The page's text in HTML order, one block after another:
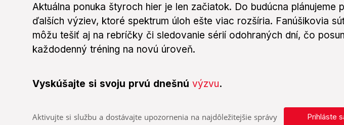
Aktuálna ponuka štyroch hier je len začiatok. Do budúcna plánujeme
ďalších výziev, ktoré spektrum úloh ešte viac rozšíria. Fanúšikovia
môžu tešiť aj na rebríčky či sledovanie sérií odohraných dní, čo
každodenný tréning na novú úroveň.
Vyskúšajte si svoju prvú dnešnú výzvu.
Aktivujte si službu a dostávajte upozornenia na najdôležitejšie správy
Prihláste